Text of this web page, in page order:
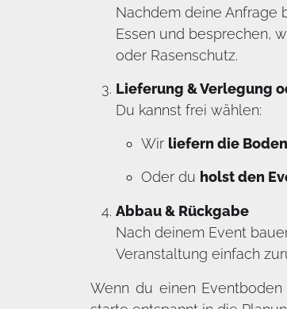
Nachdem deine Anfrage
Essen und besprechen,
oder Rasenschutz.
Lieferung & Verlegung
Du kannst frei wählen:
Wir liefern die
Oder du holst den
Abbau & Rückgabe
Nach deinem Event
Veranstaltung einfach
Wenn du einen